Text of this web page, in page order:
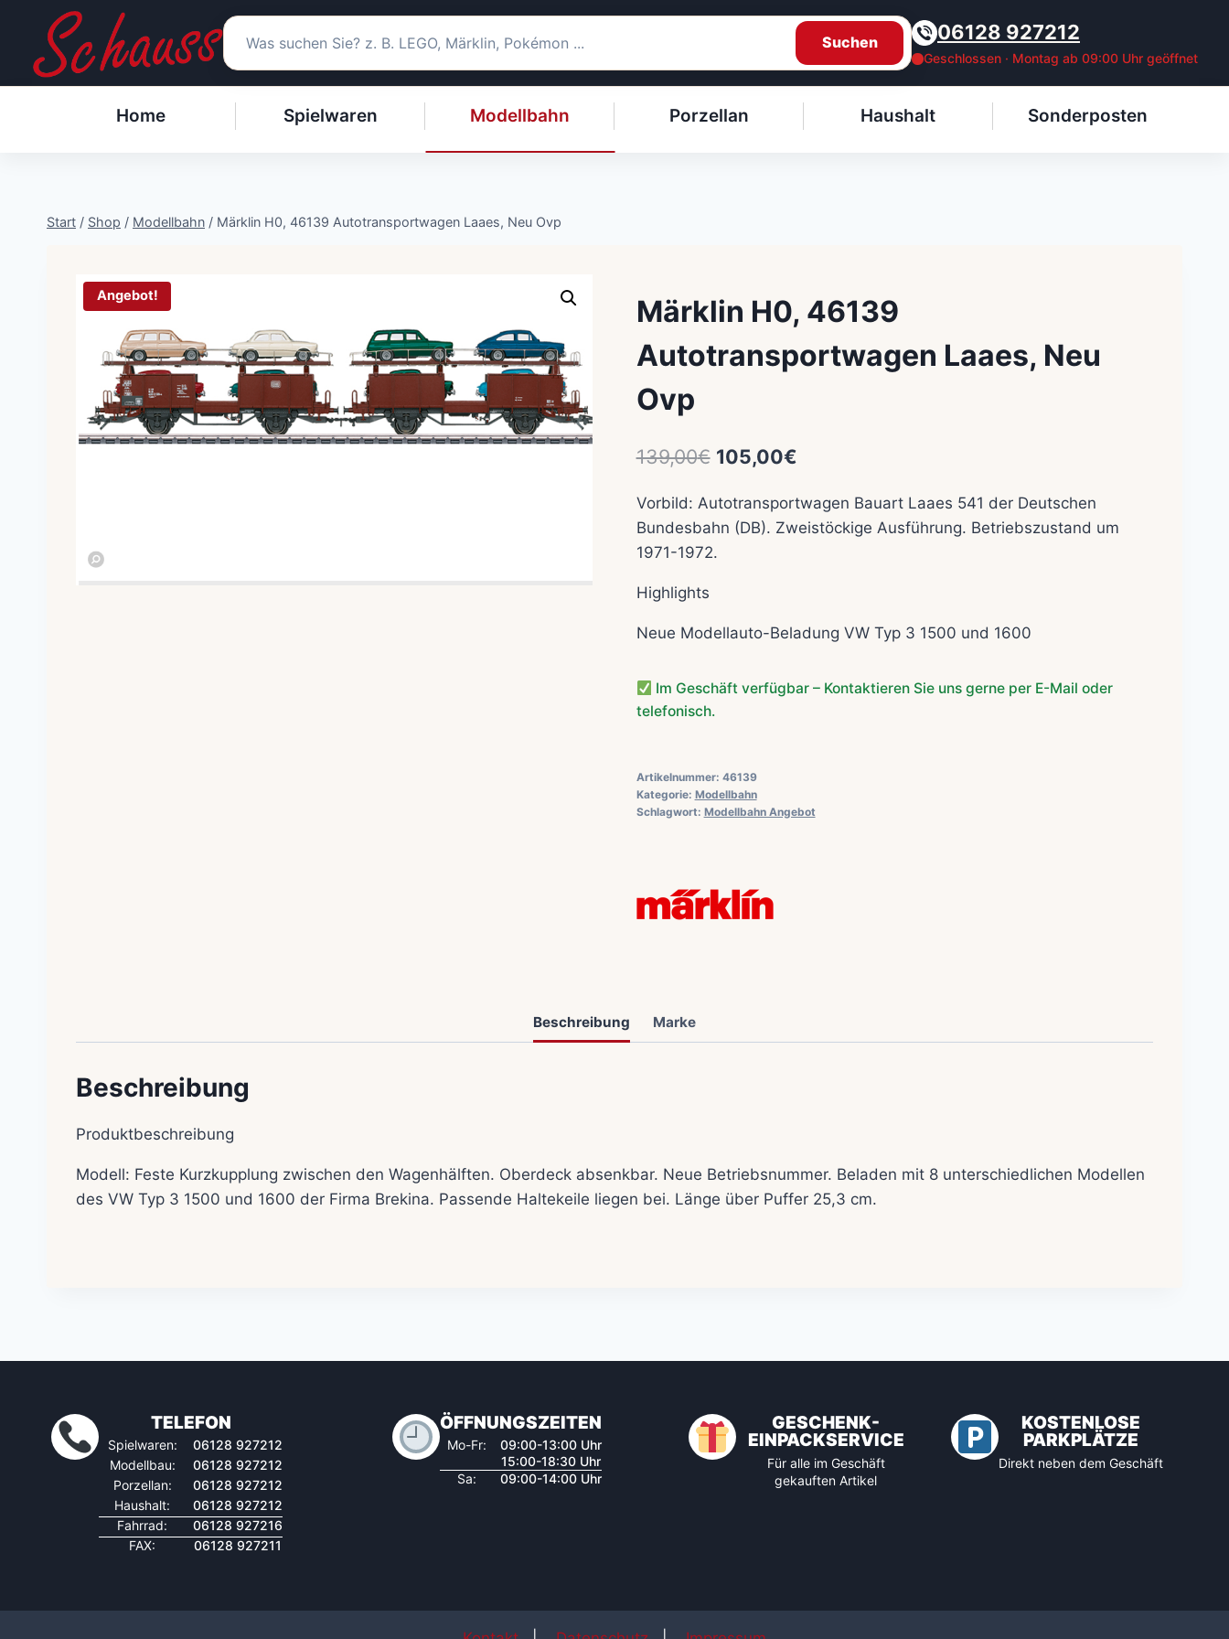
springen
Suchen 06128 927212
Geschlossen · Montag ab 09:00 Uhr geöffnet
Home Spielwaren Modellbahn Porzellan Haushalt Sonderposten
Start / Shop / Modellbahn / Märklin H0, 46139 Autotransportwagen Laaes, Neu Ovp
Angebot!
Märklin H0, 46139
Autotransportwagen Laaes, Neu
Ovp
139,00€ Ursprünglicher
war:
105,00€Aktueller
ist:
Vorbild: Autotransportwagen Bauart Laaes 541 der Deutschen
Bundesbahn (DB). Zweistöckige Ausführung. Betriebszustand um
1971-1972.
Highlights
Neue Modellauto-Beladung VW Typ 3 1500 und 1600
Im Geschäft verfügbar – Kontaktieren Sie uns gerne per E-Mail oder
telefonisch.
Artikelnummer: 46139
Kategorie: Modellbahn
Schlagwort: Modellbahn Angebot
Beschreibung Marke
Beschreibung
Produktbeschreibung
Modell: Feste Kurzkupplung zwischen den Wagenhälften. Oberdeck absenkbar. Neue Betriebsnummer. Beladen mit 8 unterschiedlichen Modellen
des VW Typ 3 1500 und 1600 der Firma Brekina. Passende Haltekeile liegen bei. Länge über Puffer 25,3 cm.
TELEFON
Spielwaren:
06128 927212
Modellbau:
06128 927212
Porzellan:
06128 927212
Haushalt:
06128 927212
Fahrrad:
06128 927216
FAX:
06128 927211
ÖFFNUNGSZEITEN
Mo-Fr:
09:00-13:00 Uhr
15:00-18:30 Uhr
Sa:
09:00-14:00 Uhr
GESCHENK-
EINPACKSERVICE
Für alle im Geschäft
gekauften Artikel
KOSTENLOSE
PARKPLÄTZE
Direkt neben dem Geschäft